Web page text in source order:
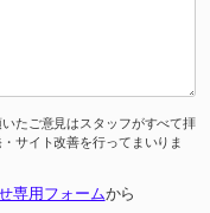
たご意見はスタッフがすべて拝
サイト改善を行ってまいりま
専用フォームから